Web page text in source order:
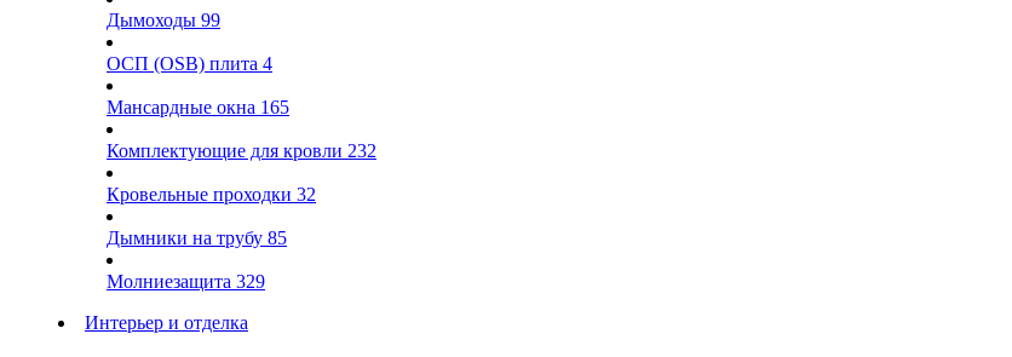
Дымоходы 99
ОСП (OSB) плита 4
Мансардные окна 165
Комплектующие для кровли 232
Кровельные проходки 32
Дымники на трубу 85
Молниезащита 329
Интерьер и отделка